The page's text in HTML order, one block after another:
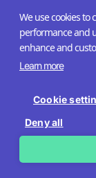
We use cookies to
performance and
enhance and
Learn more
Cookie
Deny all